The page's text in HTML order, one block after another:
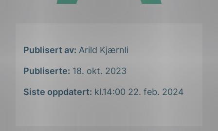
Publisert av: Arild Kjærnli
Publiserte: 18. okt. 2023
Siste oppdatert: kl.14:00 22. feb. 2024